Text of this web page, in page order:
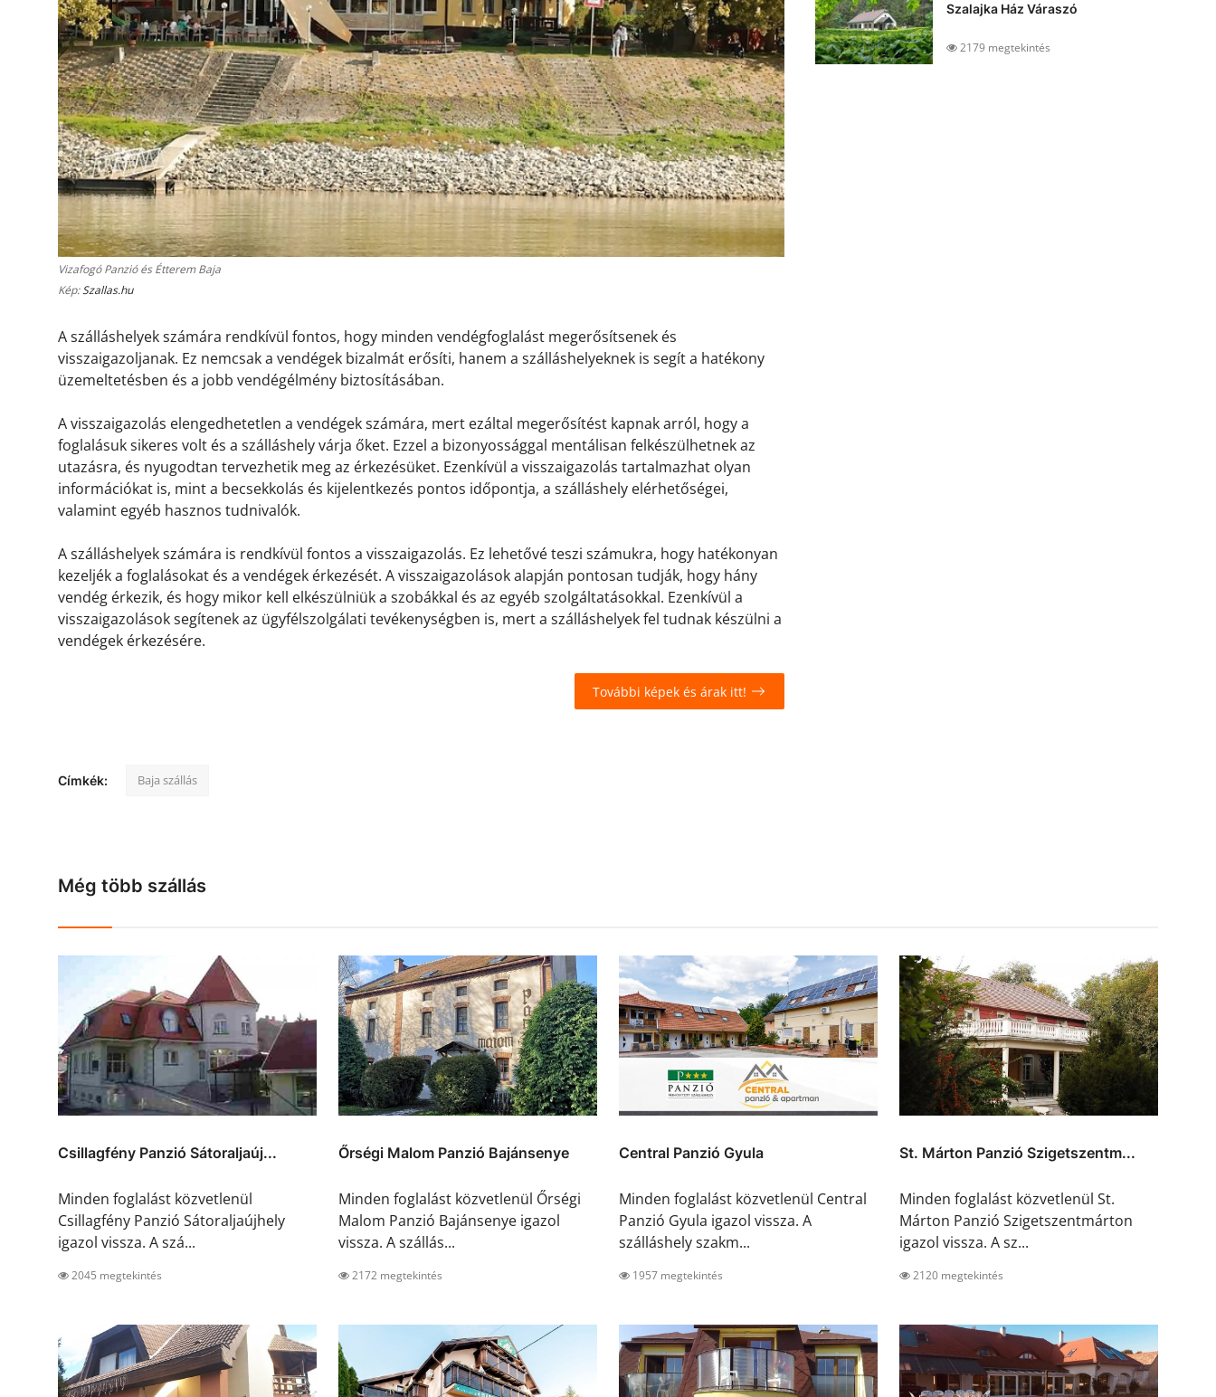
Vizafogó Panzió és Étterem Baja
Kép:Szallas.hu
A szálláshelyek számára rendkívül fontos, hogy minden vendégfoglalást megerősítsenek és
visszaigazoljanak. Ez nemcsak a vendégek bizalmát erősíti, hanem a szálláshelyeknek is segít a hatékony
üzemeltetésben és a jobb vendégélmény biztosításában.
A visszaigazolás elengedhetetlen a vendégek számára, mert ezáltal megerősítést kapnak arról, hogy a
foglalásuk sikeres volt és a szálláshely várja őket. Ezzel a bizonyossággal mentálisan felkészülhetnek az
utazásra, és nyugodtan tervezhetik meg az érkezésüket. Ezenkívül a visszaigazolás tartalmazhat olyan
információkat is, mint a becsekkolás és kijelentkezés pontos időpontja, a szálláshely elérhetőségei,
valamint egyéb hasznos tudnivalók.
A szálláshelyek számára is rendkívül fontos a visszaigazolás. Ez lehetővé teszi számukra, hogy hatékonyan
kezeljék a foglalásokat és a vendégek érkezését. A visszaigazolások alapján pontosan tudják, hogy hány
vendég érkezik, és hogy mikor kell elkészülniük a szobákkal és az egyéb szolgáltatásokkal. Ezenkívül a
visszaigazolások segítenek az ügyfélszolgálati tevékenységben is, mert a szálláshelyek fel tudnak készülni a
vendégek érkezésére.
További képek és árak itt!
Címkék: Baja szállás
Szalajka Ház Váraszó
2179 megtekintés
Még több szállás
Csillagfény Panzió Sátoraljaúj...
Minden foglalást közvetlenül
Csillagfény Panzió Sátoraljaújhely
igazol vissza. A szá...
2045 megtekintés
Őrségi Malom Panzió Bajánsenye
Minden foglalást közvetlenül Őrségi
Malom Panzió Bajánsenye igazol
vissza. A szállás...
2172 megtekintés
Central Panzió Gyula
Minden foglalást közvetlenül Central
Panzió Gyula igazol vissza. A
szálláshely szakm...
1957 megtekintés
St. Márton Panzió Szigetszentm...
Minden foglalást közvetlenül St.
Márton Panzió Szigetszentmárton
igazol vissza. A sz...
2120 megtekintés